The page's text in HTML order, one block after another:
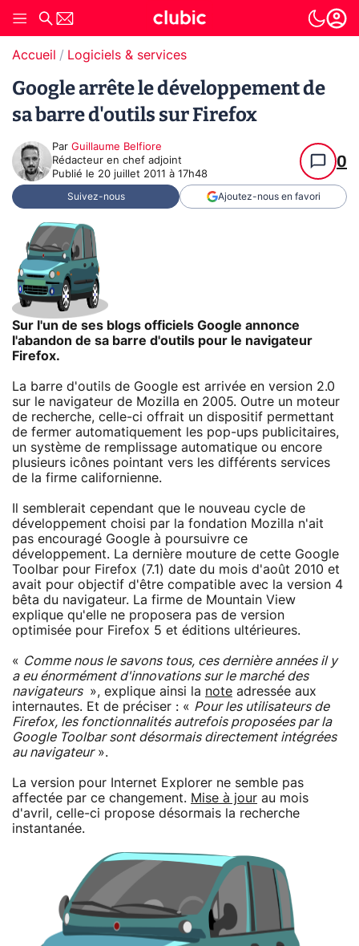
Accueil Logiciels & services
Google arrête le développement de
sa barre d'outils sur Firefox
Par Guillaume Belfiore
Rédacteur en chef adjoint
Publié le 20 juillet 2011 à 17h48
0
Suivez-nous Ajoutez-nous en favori
Sur l'un de ses blogs officiels Google annonce
l'abandon de sa barre d'outils pour le navigateur
Firefox.
La barre d'outils de Google est arrivée en version 2.0
sur le navigateur de Mozilla en 2005. Outre un moteur
de recherche, celle-ci offrait un dispositif permettant
de fermer automatiquement les pop-ups publicitaires,
un système de remplissage automatique ou encore
plusieurs icônes pointant vers les différents services
de la firme californienne.
Il semblerait cependant que le nouveau cycle de
développement choisi par la fondation Mozilla n'ait
pas encouragé Google à poursuivre ce
développement. La dernière mouture de cette Google
Toolbar pour Firefox (7.1) date du mois d'août 2010 et
avait pour objectif d'être compatible avec la version 4
bêta du navigateur. La firme de Mountain View
explique qu'elle ne proposera pas de version
optimisée pour Firefox 5 et éditions ultérieures.
« Comme nous le savons tous, ces dernière années il y
a eu énormément d'innovations sur le marché des
navigateurs », explique ainsi la note adressée aux
internautes. Et de préciser : « Pour les utilisateurs de
Firefox, les fonctionnalités autrefois proposées par la
Google Toolbar sont désormais directement intégrées
au navigateur».
La version pour Internet Explorer ne semble pas
affectée par ce changement. Mise à jour au mois
d'avril, celle-ci propose désormais la recherche
instantanée.